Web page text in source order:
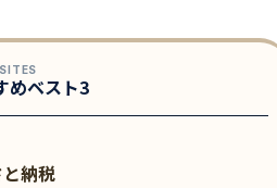
めベスト3
納税